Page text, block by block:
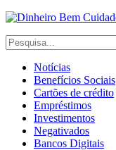
Notícias
Benefícios Sociais
Cartões de crédito
Empréstimos
Investimentos
Negativados
Bancos Digitais